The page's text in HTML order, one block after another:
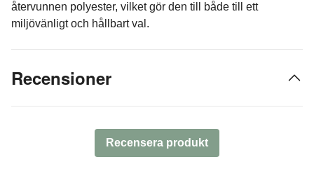
återvunnen polyester, vilket gör den till både till ett
miljövänligt och hållbart val.
Recensioner
Recensera produkt